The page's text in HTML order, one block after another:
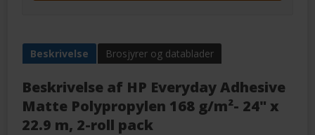
Beskrivelse Brosjyrer og datablader
Beskrivelse af HP Everyday Adhesive
Matte Polypropylen 168 g/m²- 24" x
22.9 m, 2-roll pack